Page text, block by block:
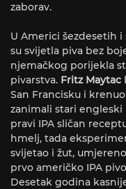
zaborav.
U Americi šezdesetih
su svijetla piva bez
njemačkog porijekla
pivarstva. Fritz Maytac
San Francisku i
zanimali stari engleski
pravi IPA sličan
hmelj, tada
svijetao i žut,
prvo američko IPA
Desetak godina